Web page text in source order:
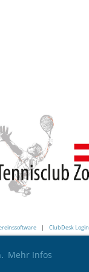
Mehr Infos
| ClubDesk Login